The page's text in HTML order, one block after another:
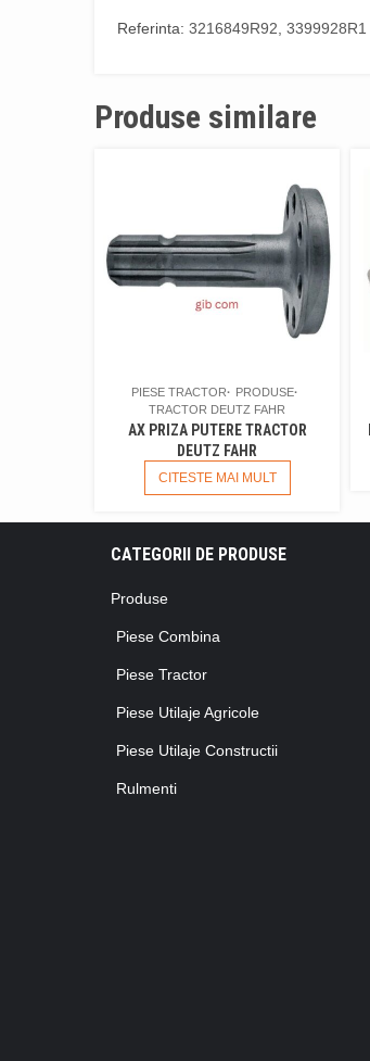
Referinta: 3216849R92, 3399928R1
Produse similare
PIESE TRACTOR
PRODUSE
TRACTOR DEUTZ FAHR
AX PRIZA PUTERE TRACTOR
DEUTZ FAHR
CITESTE MAI MULT
CATEGORII DE PRODUSE
Produse
Piese Combina
Piese Tractor
Piese Utilaje Agricole
Piese Utilaje Constructii
Rulmenti